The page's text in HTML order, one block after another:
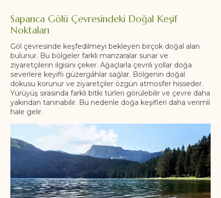
Sapanca Gölü Çevresindeki Doğal Keşif
Noktaları
Göl çevresinde keşfedilmeyi bekleyen birçok doğal alan
bulunur. Bu bölgeler farklı manzaralar sunar ve
ziyaretçilerin ilgisini çeker. Ağaçlarla çevrili yollar doğa
severlere keyifli güzergâhlar sağlar. Bölgenin doğal
dokusu korunur ve ziyaretçiler özgün atmosfer hisseder.
Yürüyüş sırasında farklı bitki türleri görülebilir ve çevre daha
yakından tanınabilir. Bu nedenle doğa keşifleri daha verimli
hale gelir.